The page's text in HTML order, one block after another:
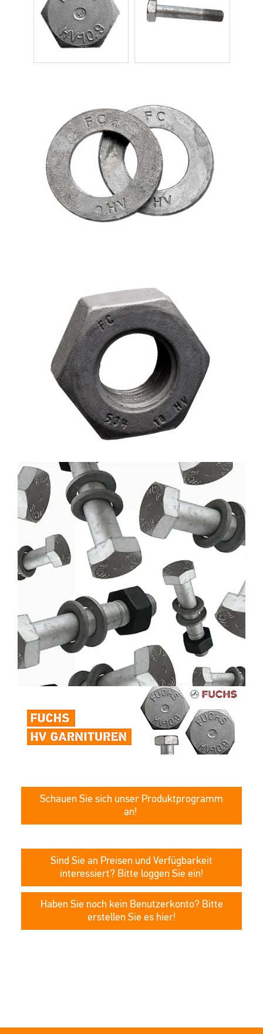
Schauen Sie sich unser Produktprogramm
an!
Sind Sie an Preisen und Verfügbarkeit
interessiert? Bitte loggen Sie ein!
Haben Sie noch kein Benutzerkonto? Bitte
erstellen Sie es hier!